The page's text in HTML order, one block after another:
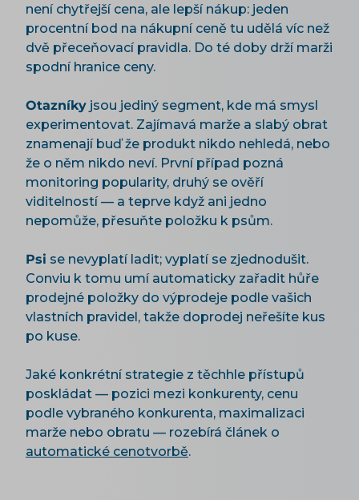
není chytřejší cena, ale lepší nákup: jeden
procentní bod na nákupní ceně tu udělá víc než
dvě přeceňovací pravidla. Do té doby drží marži
spodní hranice ceny.
Otazníky jsou jediný segment, kde má smysl
experimentovat. Zajímavá marže a slabý obrat
znamenají buď že produkt nikdo nehledá, nebo
že o něm nikdo neví. První případ pozná
monitoring popularity, druhý se ověří
viditelností — a teprve když ani jedno
nepomůže, přesuňte položku k psům.
Psi se nevyplatí ladit; vyplatí se zjednodušit.
Conviu k tomu umí automaticky zařadit hůře
prodejné položky do výprodeje podle vašich
vlastních pravidel, takže doprodej neřešíte kus
po kuse.
Jaké konkrétní strategie z těchhle přístupů
poskládat — pozici mezi konkurenty, cenu
podle vybraného konkurenta, maximalizaci
marže nebo obratu — rozebírá článek o
automatické cenotvorbě.